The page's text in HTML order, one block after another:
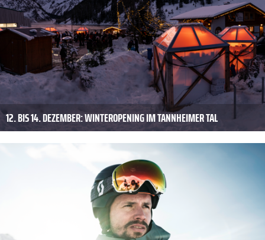
12. BIS 14. DEZEMBER: WINTEROPENING IM TANNHEIMER TAL